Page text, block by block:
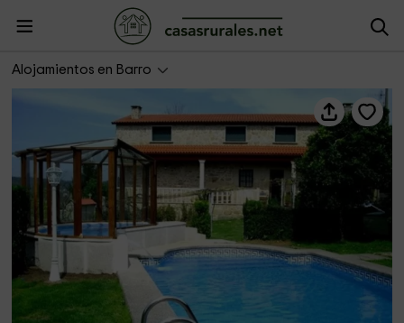
Alojamientos en Barro
Casa Rural Os Carballos